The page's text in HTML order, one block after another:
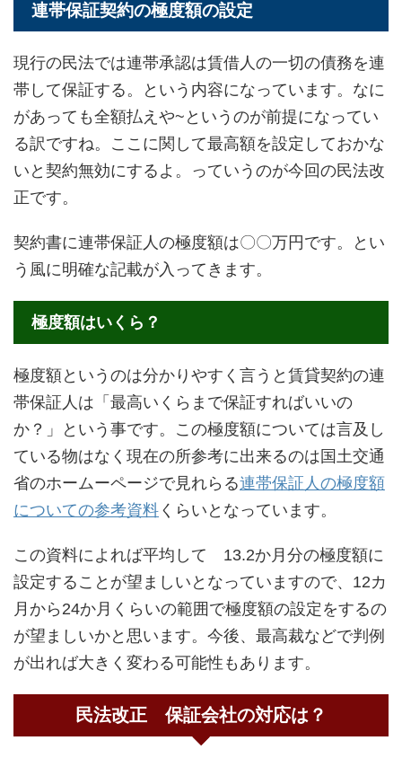
連帯保証契約の極度額の設定
現行の民法では連帯承認は賃借人の一切の債務を連
帯して保証する。という内容になっています。なに
があっても全額払えや~というのが前提になってい
る訳ですね。ここに関して最高額を設定しておかな
いと契約無効にするよ。っていうのが今回の民法改
正です。
契約書に連帯保証人の極度額は〇〇万円です。とい
う風に明確な記載が入ってきます。
極度額はいくら？
極度額というのは分かりやすく言うと賃貸契約の連
帯保証人は「最高いくらまで保証すればいいの
か？」という事です。この極度額については言及し
ている物はなく現在の所参考に出来るのは国土交通
省のホームーページで見れらる連帯保証人の極度額
についての参考資料 くらいとなっています。
この資料によれば平均して 13.2か月分の極度額に
設定することが望ましいとなっていますので、12カ
月から24か月くらいの範囲で極度額の設定をするの
が望ましいかと思います。今後、最高裁などで判例
が出れば大きく変わる可能性もあります。
民法改正 保証会社の対応は？